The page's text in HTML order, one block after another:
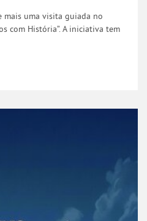
mais uma visita guiada no
com História”. A iniciativa tem